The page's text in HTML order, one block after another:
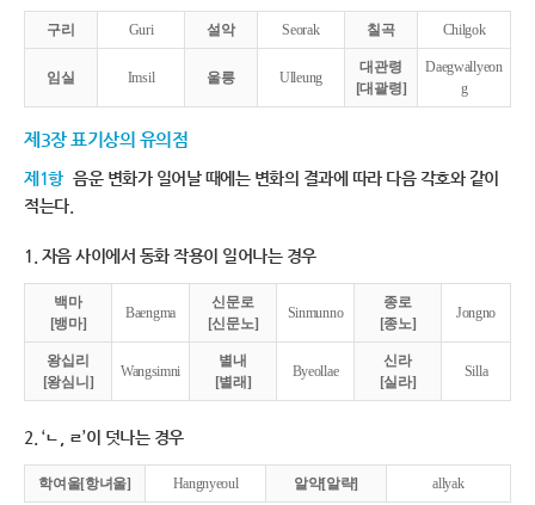
구리 Guri 설악 Seorak 칠곡 Chilgok
임실 Imsil 울릉 Ulleung
대관령
[대괄령]
Daegwallyeon
g
제3장 표기상의 유의점
제1항 음운 변화가 일어날 때에는 변화의 결과에 따라 다음 각호와 같이
적는다.
1. 자음 사이에서 동화 작용이 일어나는 경우
백마
[뱅마]
Baengma
신문로
[신문노]
Sinmunno
종로
[종노]
Jongno
왕십리
[왕심니]
Wangsimni
별내
[별래]
Byeollae
신라
[실라]
Silla
2. ‘ㄴ, ㄹ’이 덧나는 경우
학여울[항녀울] Hangnyeoul 알약[알략] allyak